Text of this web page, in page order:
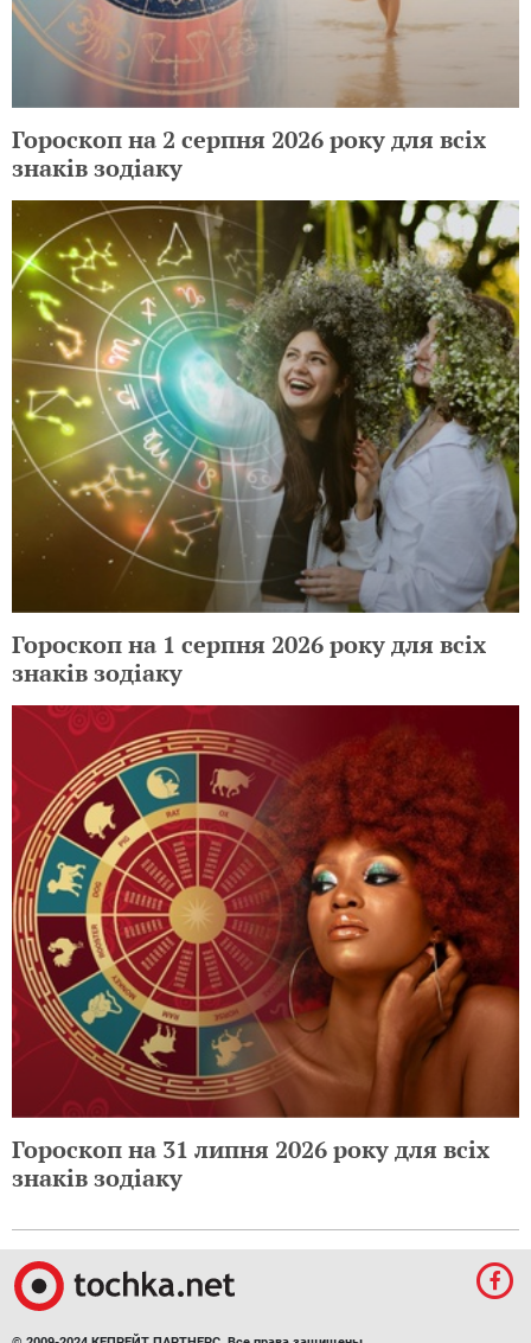
Гороскоп на 2 серпня 2026 року для всіх
знаків зодіаку
Гороскоп на 1 серпня 2026 року для всіх
знаків зодіаку
Гороскоп на 31 липня 2026 року для всіх
знаків зодіаку